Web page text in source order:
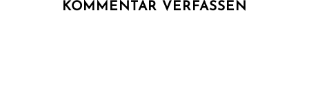
KOMMENTAR VERFASSEN